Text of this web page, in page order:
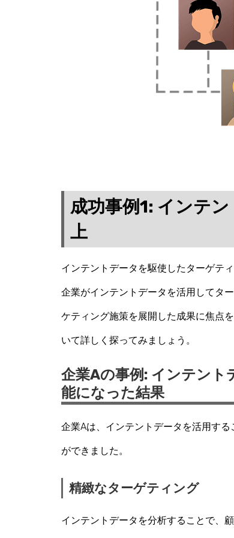
成功事例1: インテ
上
インテントデータを駆使したターゲテ
企業がインテントデータを活用してタ
ケティング施策を展開した成果に焦点
いて詳しく探ってみましょう。
企業Aの事例: インテント
能になった結果
企業Aは、インテントデータを活用す
ができました。
精緻なターゲティング
インテントデータを分析することで、